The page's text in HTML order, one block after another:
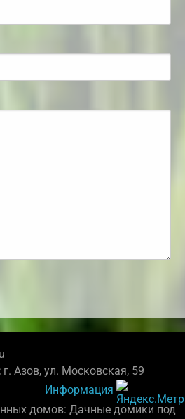
Азов, ул. Московская, 59
Информация
домов: Дачные домики под